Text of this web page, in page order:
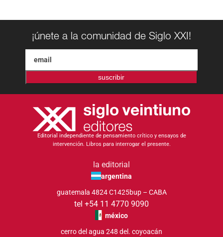
¡únete a la comunidad de Siglo XXI!
suscribir
Editorial independiente de pensamiento crítico y ensayos de
intervención. Libros para interrogar el presente.
la editorial
argentina
guatemala 4824 C1425bup – CABA
tel +54 11 4770 9090
méxico
cerro del agua 248 del. coyoacán